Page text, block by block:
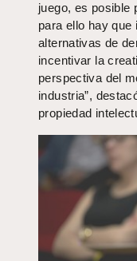
juego, es posible
para ello hay
alternativas de
incentivar la
perspectiva del
industria”,
propiedad